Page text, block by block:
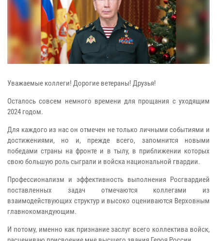
Уважаемые коллеги! Дорогие ветераны! Друзья!
Осталось совсем немного времени для прощания с уходящим
2024 годом.
Для каждого из нас он отмечен не только личными событиями и
достижениями, но и, прежде всего, запомнится новыми
победами страны на фронте и в тылу, в приближении которых
свою большую роль сыграли и войска национальной гвардии.
Профессионализм и эффективность выполнения Росгвардией
поставленных задач отмечаются коллегами из
взаимодействующих структур и высоко оцениваются Верховным
главнокомандующим.
И потому, именно как признание заслуг всего коллектива войск,